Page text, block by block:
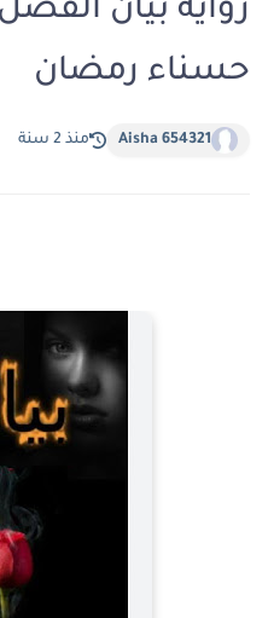
حسناء رمضان
Aisha 654321 منذ 2 سنة